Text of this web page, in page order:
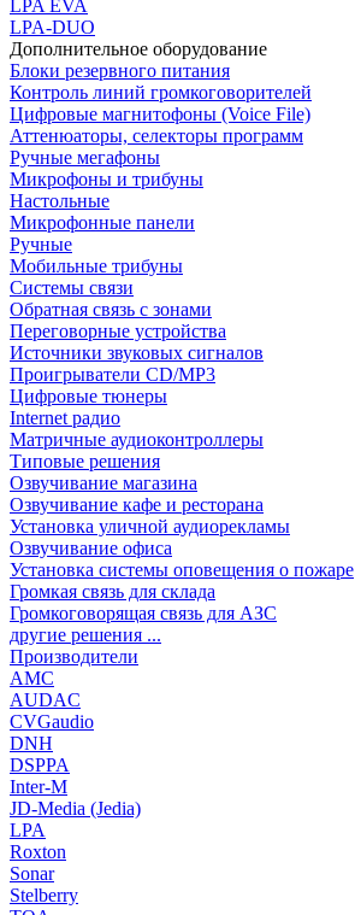
LPA EVA
LPA-DUO
Дополнительное оборудование
Блоки резервного питания
Контроль линий громкоговорителей
Цифровые магнитофоны (Voice File)
Аттенюаторы, селекторы программ
Ручные мегафоны
Микрофоны и трибуны
Настольные
Микрофонные панели
Ручные
Мобильные трибуны
Системы связи
Обратная связь с зонами
Переговорные устройства
Источники звуковых сигналов
Проигрыватели CD/MP3
Цифровые тюнеры
Internet радио
Матричные аудиоконтроллеры
Типовые решения
Озвучивание магазина
Озвучивание кафе и ресторана
Установка уличной аудиорекламы
Озвучивание офиса
Установка системы оповещения о пожаре
Громкая связь для склада
Громкоговорящая связь для АЗС
другие решения ...
Производители
AMC
AUDAC
CVGaudio
DNH
DSPPA
Inter-M
JD-Media (Jedia)
LPA
Roxton
Sonar
Stelberry